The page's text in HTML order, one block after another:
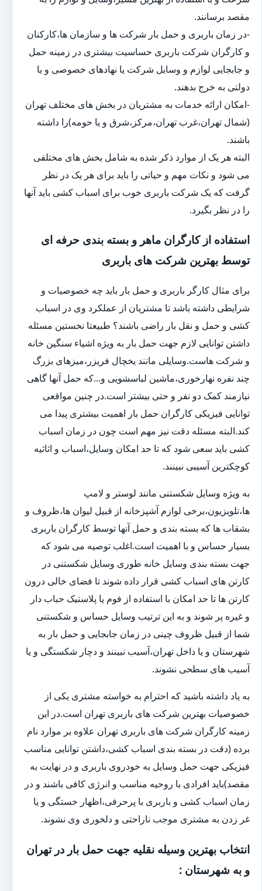
مقصد برسانند.
-در زمان باربری و حمل بار شرکت ها و سازمان ها،کارکنان
و کارگران شرکت باربری حساسیت بیشتری در زمینه حمل
و جابجایی لوازم و وسایل شرکت یا نهادهای خصوصی و یا
دولتی به خرج بدهند.
-امکان ارائه خدمات به مشتریان در بخش های مختلف تهران
(شمال تهران،غرب تهران،مرکز،شرق و یا حومه)را داشته
باشند.
البته هر یک از موارد ذکر شده به شامل بخش های مختلفی
می شود و نکات مهم و حیاتی را باید برای هر یک در نظر
گرفت که یک شرکت باربری خوب برای اسباب کشی باید آنها
را در نظر بگیرد.
استفاده از کارگران ماهر و بسته بندی حرفه ای
توسط بهترین شرکت های باربری
برای مثال کارگر باربری و حمل بار باید چه خصوصیات و
شرایطی داشته باشد تا مشتریان از عملکرد وی در اسباب
کشی و حمل و نقل بار راضی باشند؟ طبیعتا نخستین مسئله
داشتن توانایی لازم جهت حمل بار به ویژه اشیاء سنگین خانه
و شرکت هاست.وسایلی مانند یخچال فریزر،میزهای بزرگ
چند نفره نهارخوری،ماشین لباسشویی و...که حمل آنها گاهی
نیازمند کمک دو نفر و حتی بیشتر است.در چنین مواقعی
توانایی فیزیکی کارگران حمل بار اهمیت بیشتری پیدا می
کند.البته مسئله دقت نیز مهم است چون در زمان اسباب
کشی باید سعی شود که تا حد امکان وسایل،اسباب و اثاثیه
کوچکترین آسیبی نبینند.
به ویژه وسایل شکستنی مانند لوستر و لامپ
ها،تلویزیون،برخی لوازم آشپزخانه از قبیل لیوان ها،ظروف و
بشقاب ها که بسته بندی و حمل آنها توسط کارگران باربری
بسیار حساس و با اهمیت است.اغلب توصیه می شود که
جهت بسته بندی وسایل خانه طوری وسایل شکستنی در
کارتن های اسباب کشی قرار داده شوند تا فضای خالی درون
کارتن ها تا حد امکان با استفاده از فوم یا پلاستیک حباب دار
و غیره پر شوند و به این ترتیب وسایل حساس و شکستنی
شما از قبیل ظروف چینی در زمان جابجایی و حمل بار به
شهرستان و یا داخل تهران،آسیب نبینند و دچار شکستگی و یا
آسیب های سطحی نشوند.
به یاد داشته باشید که احترام به خواسته مشتری یکی از
خصوصیات بهترین شرکت های باربری تهران است.در این
زمینه کارگران شرکت های باربری تهران علاوه بر موارد نام
برده (دقت در بسته بندی اسباب کشی،داشتن توانایی مناسب
فیزیکی جهت حمل وسایل به خودروی باربری و در نهایت به
مقصد)باید افرادی با روحیه مناسب و انرژی کافی باشند و در
زمان اسباب کشی و باربری با پرحرفی،اظهار خستگی و یا
غر زدن به مشتری موجب ناراحتی و دلخوری وی نشوند.
انتخاب بهترین وسیله نقلیه جهت حمل بار در تهران
و به شهرستان :